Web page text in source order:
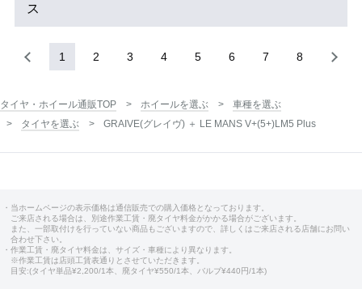
ス
1 2 3 4 5 6 7 8
タイヤ・ホイール通販TOP ホイールを選ぶ
車種を選ぶ
タイヤを選ぶ
GRAIVE(グレイヴ) ＋ LE MANS V+(5+)LM5 Plus
・当ホームページの表示価格は通信販売での購入価格となっております。
ご来店される場合は、別途作業工賃・廃タイヤ料金がかかる場合がございます。
また、一部取付けを行っていない商品もございますので、詳しくはご来店される店舗にお問い
合わせ下さい。
・作業工賃・廃タイヤ料金は、サイズ・車種により異なります。
※作業工賃は店頭工賃表通りとさせていただきます。
目安:(タイヤ単品¥2,200/1本、廃タイヤ¥550/1本、バルブ¥440円/1本)